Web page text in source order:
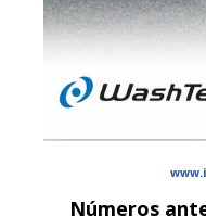
Números